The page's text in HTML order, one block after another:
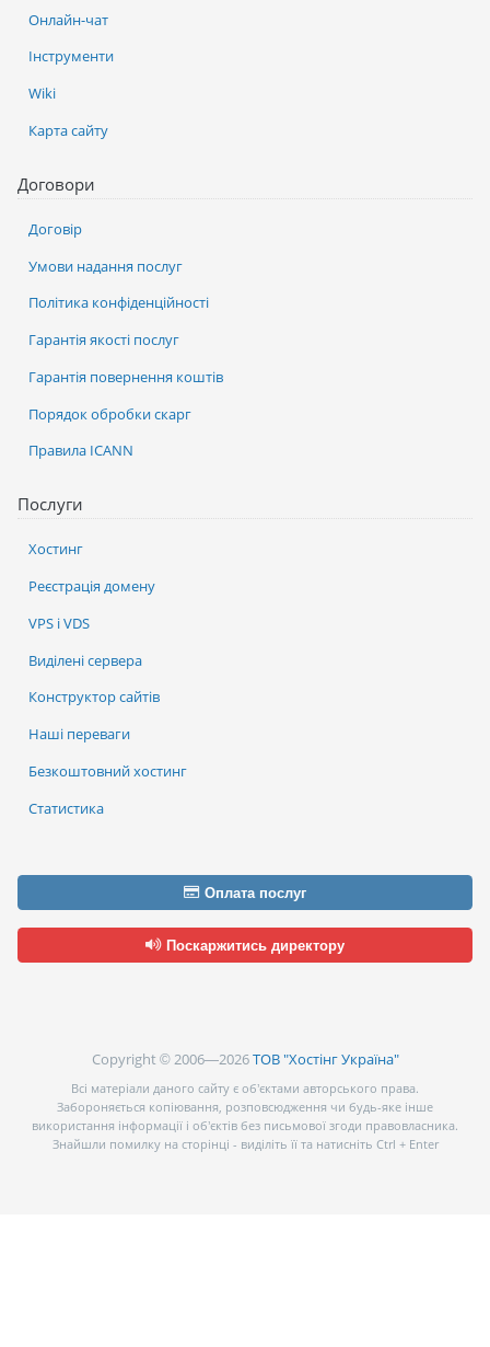
Послуги
Хостинг
Реєстрація домену
VPS і VDS
Виділені сервера
Конструктор сайтів
Наші переваги
Безкоштовний хостинг
Статистика
Онлайн-чат
Інструменти
Wiki
Карта сайту
Договори
Договір
Умови надання послуг
Політика конфіденційності
Гарантія якості послуг
Гарантія повернення коштів
Порядок обробки скарг
Правила ICANN
Оплата послуг
Поскаржитись директору
Copyright © 2006—2026ТОВ "Хостінг Україна"
Всі матеріали даного сайту є об’єктами авторського права.
Забороняється копіювання, розповсюдження чи будь-яке інше
використання інформації і об’єктів без письмової згоди правовласника.
Знайшли помилку на сторінці - виділіть її та натисніть Ctrl + Enter